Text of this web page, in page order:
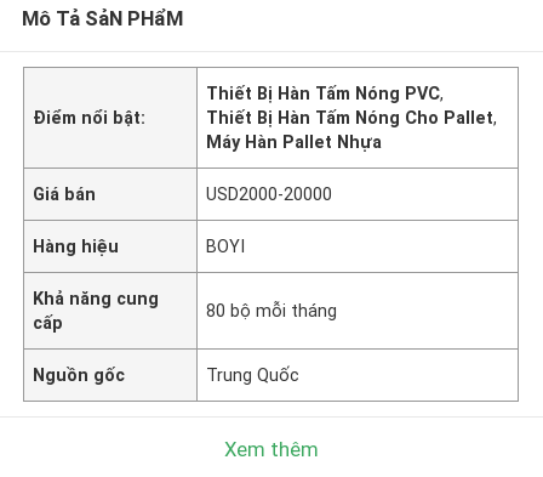
Mô Tả SảN PHẩM
Điểm nổi bật:
Thiết Bị Hàn Tấm Nóng PVC,
Thiết Bị Hàn Tấm Nóng Cho Pallet,
Máy Hàn Pallet Nhựa
Giá bán USD2000-20000
Hàng hiệu BOYI
Khả năng cung
cấp
80 bộ mỗi tháng
Nguồn gốc Trung Quốc
Xem thêm